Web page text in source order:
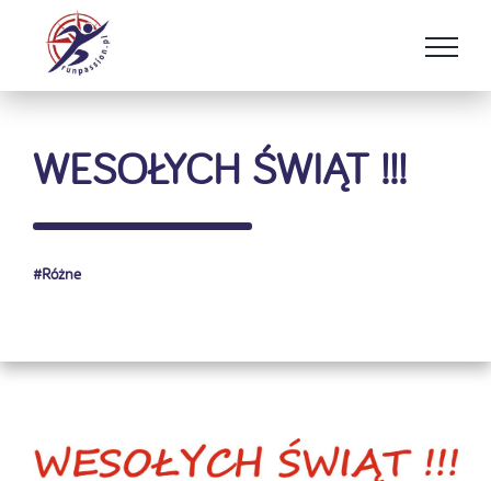
zawartości
WESOŁYCH ŚWIĄT !!!
#Różne